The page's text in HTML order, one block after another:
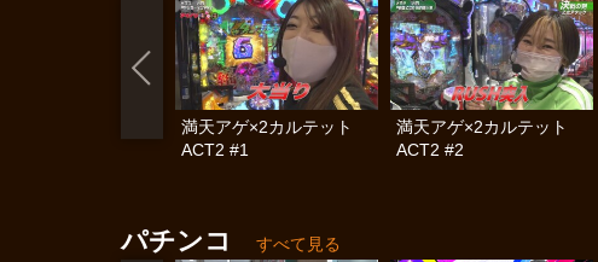
満天アゲ×2カルテット
ACT2 #1
満天アゲ×2カルテット
ACT2 #2
パチンコ すべて見る